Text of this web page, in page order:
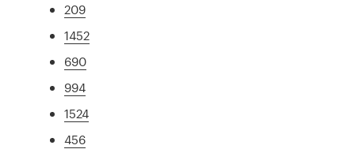
209
1452
690
994
1524
456